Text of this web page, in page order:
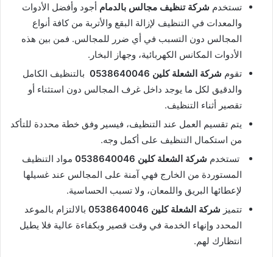
تستخدم شركة تنظيف مجالس بالدمام أجود وأفضل الأدوات
والمعدات في التنظيف لإزالة البقع والأتربة من كافة أنواع
المجالس دون التسبب في أي ضرر للمجالس. فمن بين هذه
الأدوات المكانس الكهربائية، وجهاز البخار.
تقوم شركة الشعلة كلين 0538640046
بالتنظيف الكامل
والدقيق لكل ما يوجد داخل غرف المجالس دون استثناء أو
تقصير أثناء التنظيف.
يتم تقسيم العمل عند التنظيف، فيسير وفق خطة محددة للتأكد
من استكمال التنظيف على أكمل وجه.
تستخدم شركة الشعلة كلين 0538640046
مواد التنظيف
المستوردة من الخارج فهي آمنة على المجالس عند غسيلها
لإعطائها البريق واللمعان، ولا تسبب الحساسية.
تتميز شركة الشعلة كلين 0538640046
بالالتزام بالموعد
المحدد وإنهاء الخدمة في وقت قصير وبكفاءة عالية فلا يطيل
انتظارك لهم.